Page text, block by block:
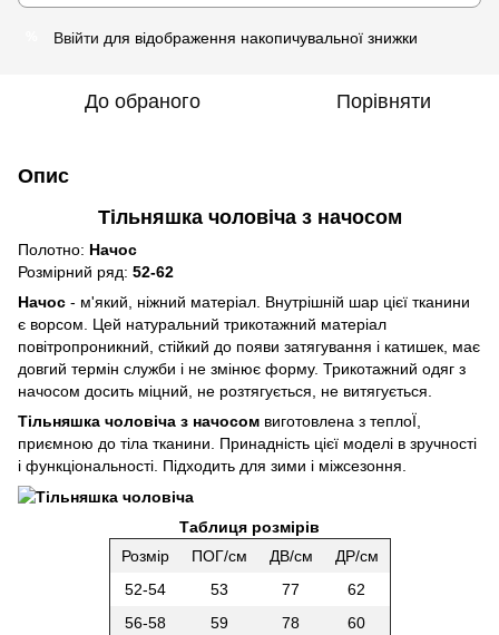
Ввійти для відображення накопичувальної знижки
До обраного Порівняти
Опис
Тільняшка чоловіча з начосом
Полотно: Начос
Розмірний ряд: 52-62
Начос - м'який, ніжний матеріал. Внутрішній шар цієї тканини
є ворсом. Цей натуральний трикотажний матеріал
повітропроникний, стійкий до появи затягування і катишек, має
довгий термін служби і не змінює форму. Трикотажний одяг з
начосом досить міцний, не розтягується, не витягується.
Тільняшка чоловіча з начосом виготовлена з теплоЇ,
приємною до тіла тканини. Принадність цієї моделі в зручності
і функціональності. Підходить для зими і міжсезоння.
Таблиця розмірів
Розмір
ПОГ/см ДВ/см
ДР/см
52-54
53 77
62
56-58
59 78
60